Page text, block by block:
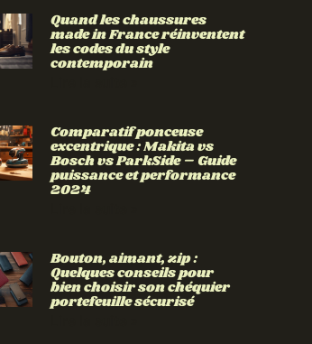
Quand les chaussures
made in France réinventent
les codes du style
contemporain
Comparatif ponceuse
excentrique : Makita vs
Bosch vs ParkSide – Guide
puissance et performance
2024
Bouton, aimant, zip :
Quelques conseils pour
bien choisir son chéquier
portefeuille sécurisé